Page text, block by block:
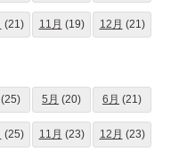
(21) 11月 (19) 12月 (21)
(25) 5月 (20) 6月 (21)
(25) 11月 (23) 12月 (23)